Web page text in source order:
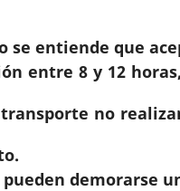
entiende que
entre 8 y 12
no
demorarse